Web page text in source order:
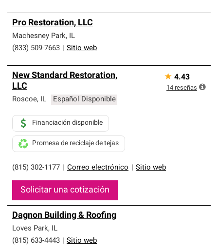
Pro Restoration, LLC
Machesney Park, IL
(833) 509-7663
Sitio web
New Standard Restoration,
LLC
Roscoe, IL Español Disponible
(815) 302-1177 Correo electrónico Sitio web
Financiación disponible
Promesa de reciclaje de tejas
Solicitar una cotización
★ 4.43
14 reseñas
Dagnon Building & Roofing
Loves Park, IL
(815) 633-4443
Sitio web